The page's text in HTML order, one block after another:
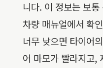
니다. 이 정보는 보
차량 매뉴얼에서 확
너무 낮으면 타이어
어 마모가 빨라지고,